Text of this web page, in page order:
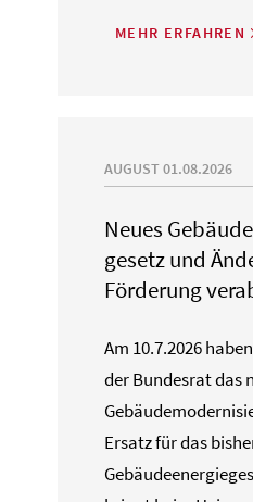
MEHR ERFAHREN
AUGUST 01.08.2026
Neues
gesetz und
Förderung
Am 10.7.2026
der Bundesrat das
Ersatz für das